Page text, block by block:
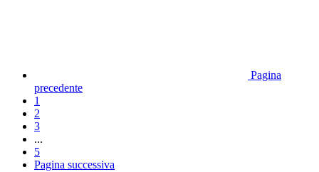
Pagina
precedente
1
2
3
...
5
Pagina successiva